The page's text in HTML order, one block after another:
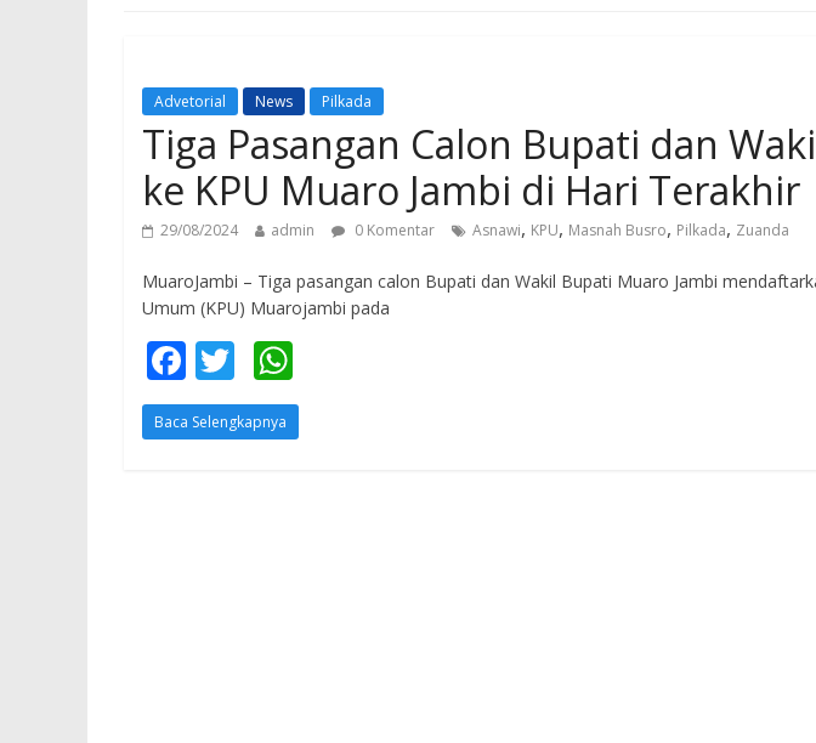
Advetorial News Pilkada
Tiga Pasangan Calon Bupati dan
ke KPU Muaro Jambi di Hari Terakhir
29/08/2024 admin 0 Komentar Asnawi, KPU, Masnah Busro, Pilkada, Zuanda
MuaroJambi – Tiga pasangan calon Bupati dan Wakil Bupati Muaro Jambi
Umum (KPU) Muarojambi pada
F
ac
e
T
w
itt
h
at
Baca Selengkapnya